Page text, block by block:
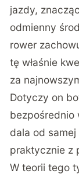
jazdy,
odmienny
rower
tę właśnie
za
Dotyczy on
bezpośrednio
dala od
praktycznie z
W teorii tego